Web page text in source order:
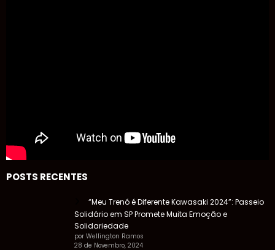
POSTS RECENTES
“Meu Trenó é Diferente Kawasaki 2024”: Passeio
Solidário em SP Promete Muita Emoção e
Solidariedade
por Wellington Ramos
28 de Novembro, 2024